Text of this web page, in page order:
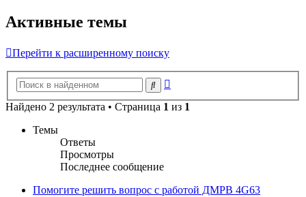
Активные темы
Перейти к расширенному поиску
Поиск
Найдено 2 результата • Страница 1 из 1
Темы
Ответы
Просмотры
Последнее сообщение
Помогите решить вопрос с работой ДМРВ 4G63